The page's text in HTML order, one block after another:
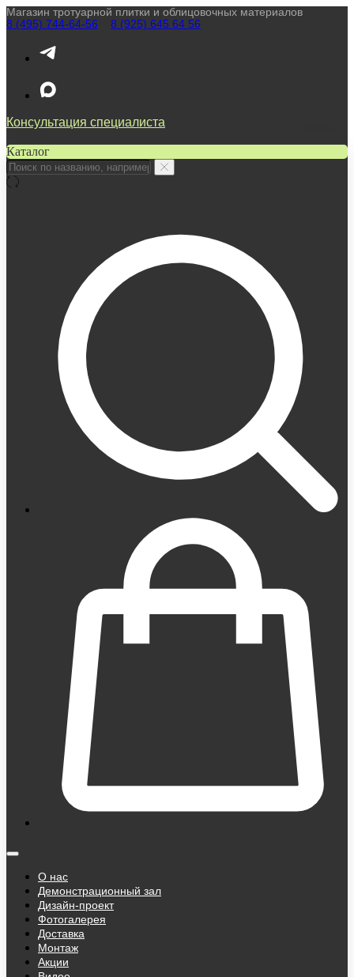
Магазин тротуарной плитки и облицовочных материалов
8 (495) 744-64-56
8 (925) 645 64 56
Консультация специалиста
Каталог
О нас
Демонстрационный зал
Дизайн-проект
Фотогалерея
Доставка
Монтаж
Акции